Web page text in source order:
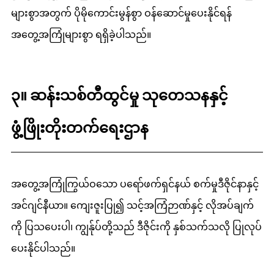
များစွာအတွက် ပိုမိုကောင်းမွန်စွာ ဝန်ဆောင်မှုပေးနိုင်ရန်
အတွေ့အကြုံများစွာ ရရှိခဲ့ပါသည်။
၃။ ဆန်းသစ်တီထွင်မှု သုတေသနနှင့်
ဖွံ့ဖြိုးတိုးတက်ရေးဌာန
အတွေ့အကြုံကြွယ်ဝသော ပရော်ဖက်ရှင်နယ် စက်မှုဒီဇိုင်နာနှင့်
အင်ဂျင်နီယာ။ ကျေးဇူးပြု၍ သင့်အကြံဉာဏ်နှင့် လိုအပ်ချက်
ကို ပြသပေးပါ၊ ကျွန်ုပ်တို့သည် ဒီဇိုင်းကို နှစ်သက်သလို ပြုလုပ်
ပေးနိုင်ပါသည်။